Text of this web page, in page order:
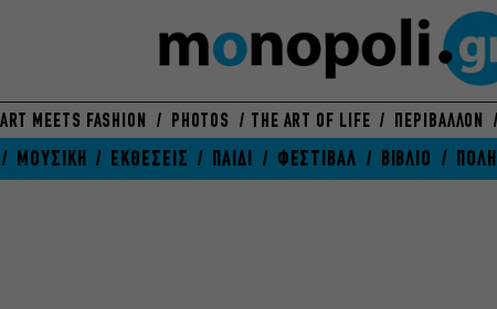
ART MEETS FASHION PHOTOS THE ART OF LIFE ΠΕΡΙΒΑΛΛΟΝ
ΜΟΥΣΙΚΗ ΕΚΘΕΣΕΙΣ ΠΑΙΔΙ ΦΕΣΤΙΒΑΛ ΒΙΒΛΙΟ ΠΟΛΗ